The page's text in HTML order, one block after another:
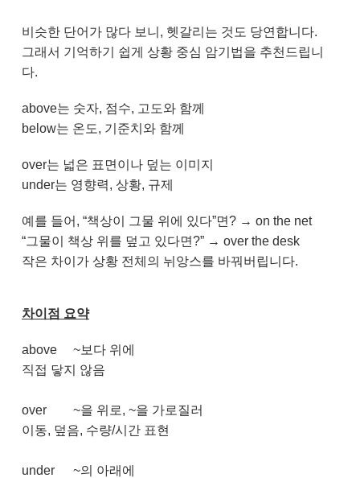
비슷한 단어가 많다 보니, 헷갈리는 것도 당연합니다.
그래서 기억하기 쉽게 상황 중심 암기법을 추천드립니
다.
above는 숫자, 점수, 고도와 함께
below는 온도, 기준치와 함께
over는 넓은 표면이나 덮는 이미지
under는 영향력, 상황, 규제
예를 들어, “책상이 그물 위에 있다”면? → on the net
“그물이 책상 위를 덮고 있다면?” → over the desk
작은 차이가 상황 전체의 뉘앙스를 바꿔버립니다.
차이점 요약
above
~보다 위에
직접 닿지 않음
over
~을 위로, ~을 가로질러
이동, 덮음, 수량/시간 표현
under
~의 아래에